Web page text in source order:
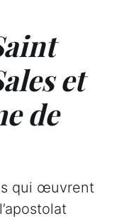
et
de
qui œuvrent